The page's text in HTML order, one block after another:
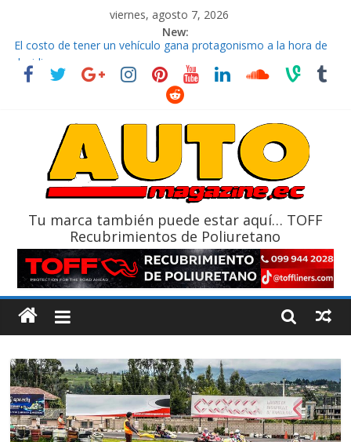
viernes, agosto 7, 2026
New:
El costo de tener un vehículo gana protagonismo a la hora de
decidir
Ultima película ‘Spider‑Man: Brand New Day’ pone en escena a
La Vuelta al Ecuador 2026, edición 47ª, recorre 7 provincias en 8
La FEDAK recibe 12 Sinotruk Bolden para cubrir las rutas de La
Tu marca también puede estar aquí… TOFF
Recubrimientos de Poliuretano